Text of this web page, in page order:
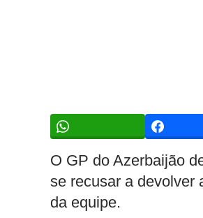
O GP do Azerbaijão
se recusar a devolver
da equipe.